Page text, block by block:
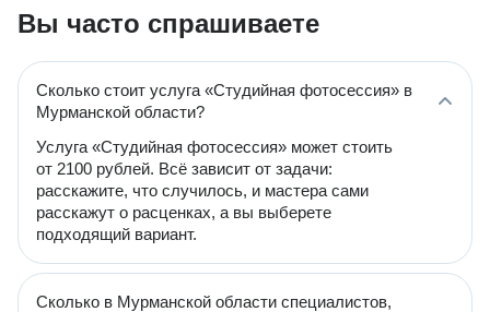
Вы часто спрашиваете
Сколько стоит услуга «Студийная фотосессия» в
Мурманской области?
Услуга «Студийная фотосессия» может стоить
от 2100 рублей. Всё зависит от задачи:
расскажите, что случилось, и мастера сами
расскажут о расценках, а вы выберете
подходящий вариант.
Сколько в Мурманской области специалистов,